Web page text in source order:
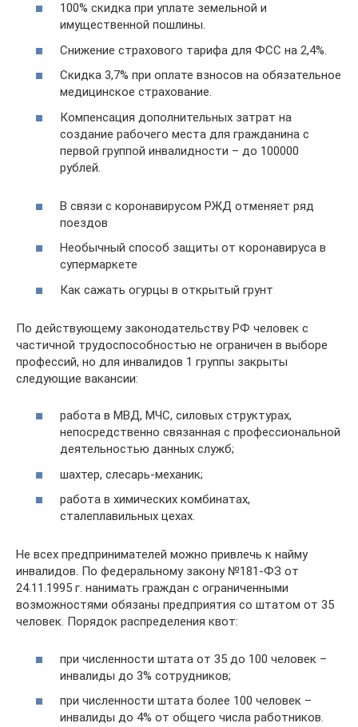
100% скидка при уплате земельной и
имущественной пошлины.
Снижение страхового тарифа для ФСС на 2,4%.
Скидка 3,7% при оплате взносов на обязательное
медицинское страхование.
Компенсация дополнительных затрат на
создание рабочего места для гражданина с
первой группой инвалидности – до 100000
рублей.
В связи с коронавирусом РЖД отменяет ряд
поездов
Необычный способ защиты от коронавируса в
супермаркете
Как сажать огурцы в открытый грунт
По действующему законодательству РФ человек с
частичной трудоспособностью не ограничен в выборе
профессий, но для инвалидов 1 группы закрыты
следующие вакансии:
работа в МВД, МЧС, силовых структурах,
непосредственно связанная с профессиональной
деятельностью данных служб;
шахтер, слесарь-механик;
работа в химических комбинатах,
сталеплавильных цехах.
Не всех предпринимателей можно привлечь к найму
инвалидов. По федеральному закону №181-ФЗ от
24.11.1995 г. нанимать граждан с ограниченными
возможностями обязаны предприятия со штатом от 35
человек. Порядок распределения квот:
при численности штата от 35 до 100 человек –
инвалиды до 3% сотрудников;
при численности штата более 100 человек –
инвалиды до 4% от общего числа работников.